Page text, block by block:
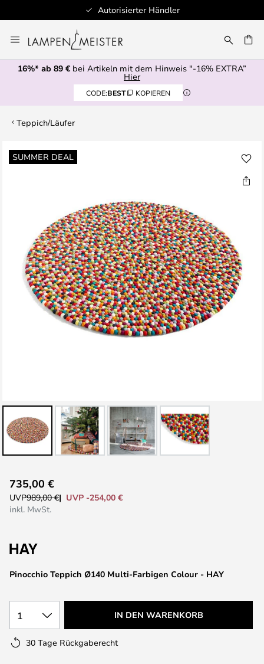
Autorisierter Händler
Inhalt
springen
16%* ab 89 € bei Artikeln mit dem Hinweis "-16% EXTRA”
Hier
CODE:BEST KOPIEREN
Teppich/Läufer
SUMMER DEAL
Zum
Ende
Anfang
der
Pinocchio Teppich Ø140 Multi-Farbigen Colour - HAY
735,00 €
UVP989,00 €
UVP -254,00 €
inkl. MwSt.
1 IN DEN WARENKORB
30 Tage Rückgaberecht